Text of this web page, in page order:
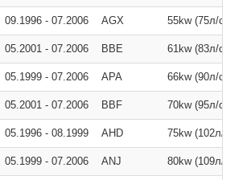
09.1996 - 07.2006 AGX 55kw (75л/с )
05.2001 - 07.2006 BBE 61kw (83л/с )
05.1999 - 07.2006 APA 66kw (90л/с )
05.2001 - 07.2006 BBF 70kw (95л/с )
05.1996 - 08.1999 AHD 75kw (102л/с )
05.1999 - 07.2006 ANJ 80kw (109л/с )